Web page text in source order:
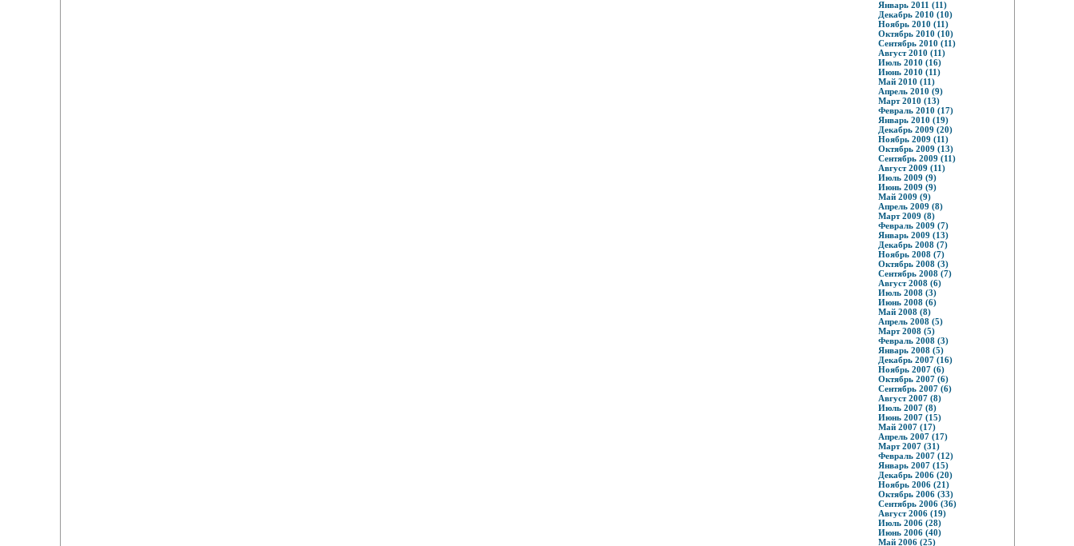
Январь 2011 (11)
Декабрь 2010 (10)
Ноябрь 2010 (11)
Октябрь 2010 (10)
Сентябрь 2010 (11)
Август 2010 (11)
Июль 2010 (16)
Июнь 2010 (11)
Май 2010 (11)
Апрель 2010 (9)
Март 2010 (13)
Февраль 2010 (17)
Январь 2010 (19)
Декабрь 2009 (20)
Ноябрь 2009 (11)
Октябрь 2009 (13)
Сентябрь 2009 (11)
Август 2009 (11)
Июль 2009 (9)
Июнь 2009 (9)
Май 2009 (9)
Апрель 2009 (8)
Март 2009 (8)
Февраль 2009 (7)
Январь 2009 (13)
Декабрь 2008 (7)
Ноябрь 2008 (7)
Октябрь 2008 (3)
Сентябрь 2008 (7)
Август 2008 (6)
Июль 2008 (3)
Июнь 2008 (6)
Май 2008 (8)
Апрель 2008 (5)
Март 2008 (5)
Февраль 2008 (3)
Январь 2008 (5)
Декабрь 2007 (16)
Ноябрь 2007 (6)
Октябрь 2007 (6)
Сентябрь 2007 (6)
Август 2007 (8)
Июль 2007 (8)
Июнь 2007 (15)
Май 2007 (17)
Апрель 2007 (17)
Март 2007 (31)
Февраль 2007 (12)
Январь 2007 (15)
Декабрь 2006 (20)
Ноябрь 2006 (21)
Октябрь 2006 (33)
Сентябрь 2006 (36)
Август 2006 (19)
Июль 2006 (28)
Июнь 2006 (40)
Май 2006 (25)